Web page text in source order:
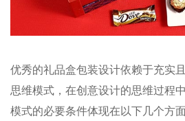
优秀的礼品盒包装设计依赖于充实
思维模式，在创意设计的思维过程
模式的必要条件体现在以下几个方面